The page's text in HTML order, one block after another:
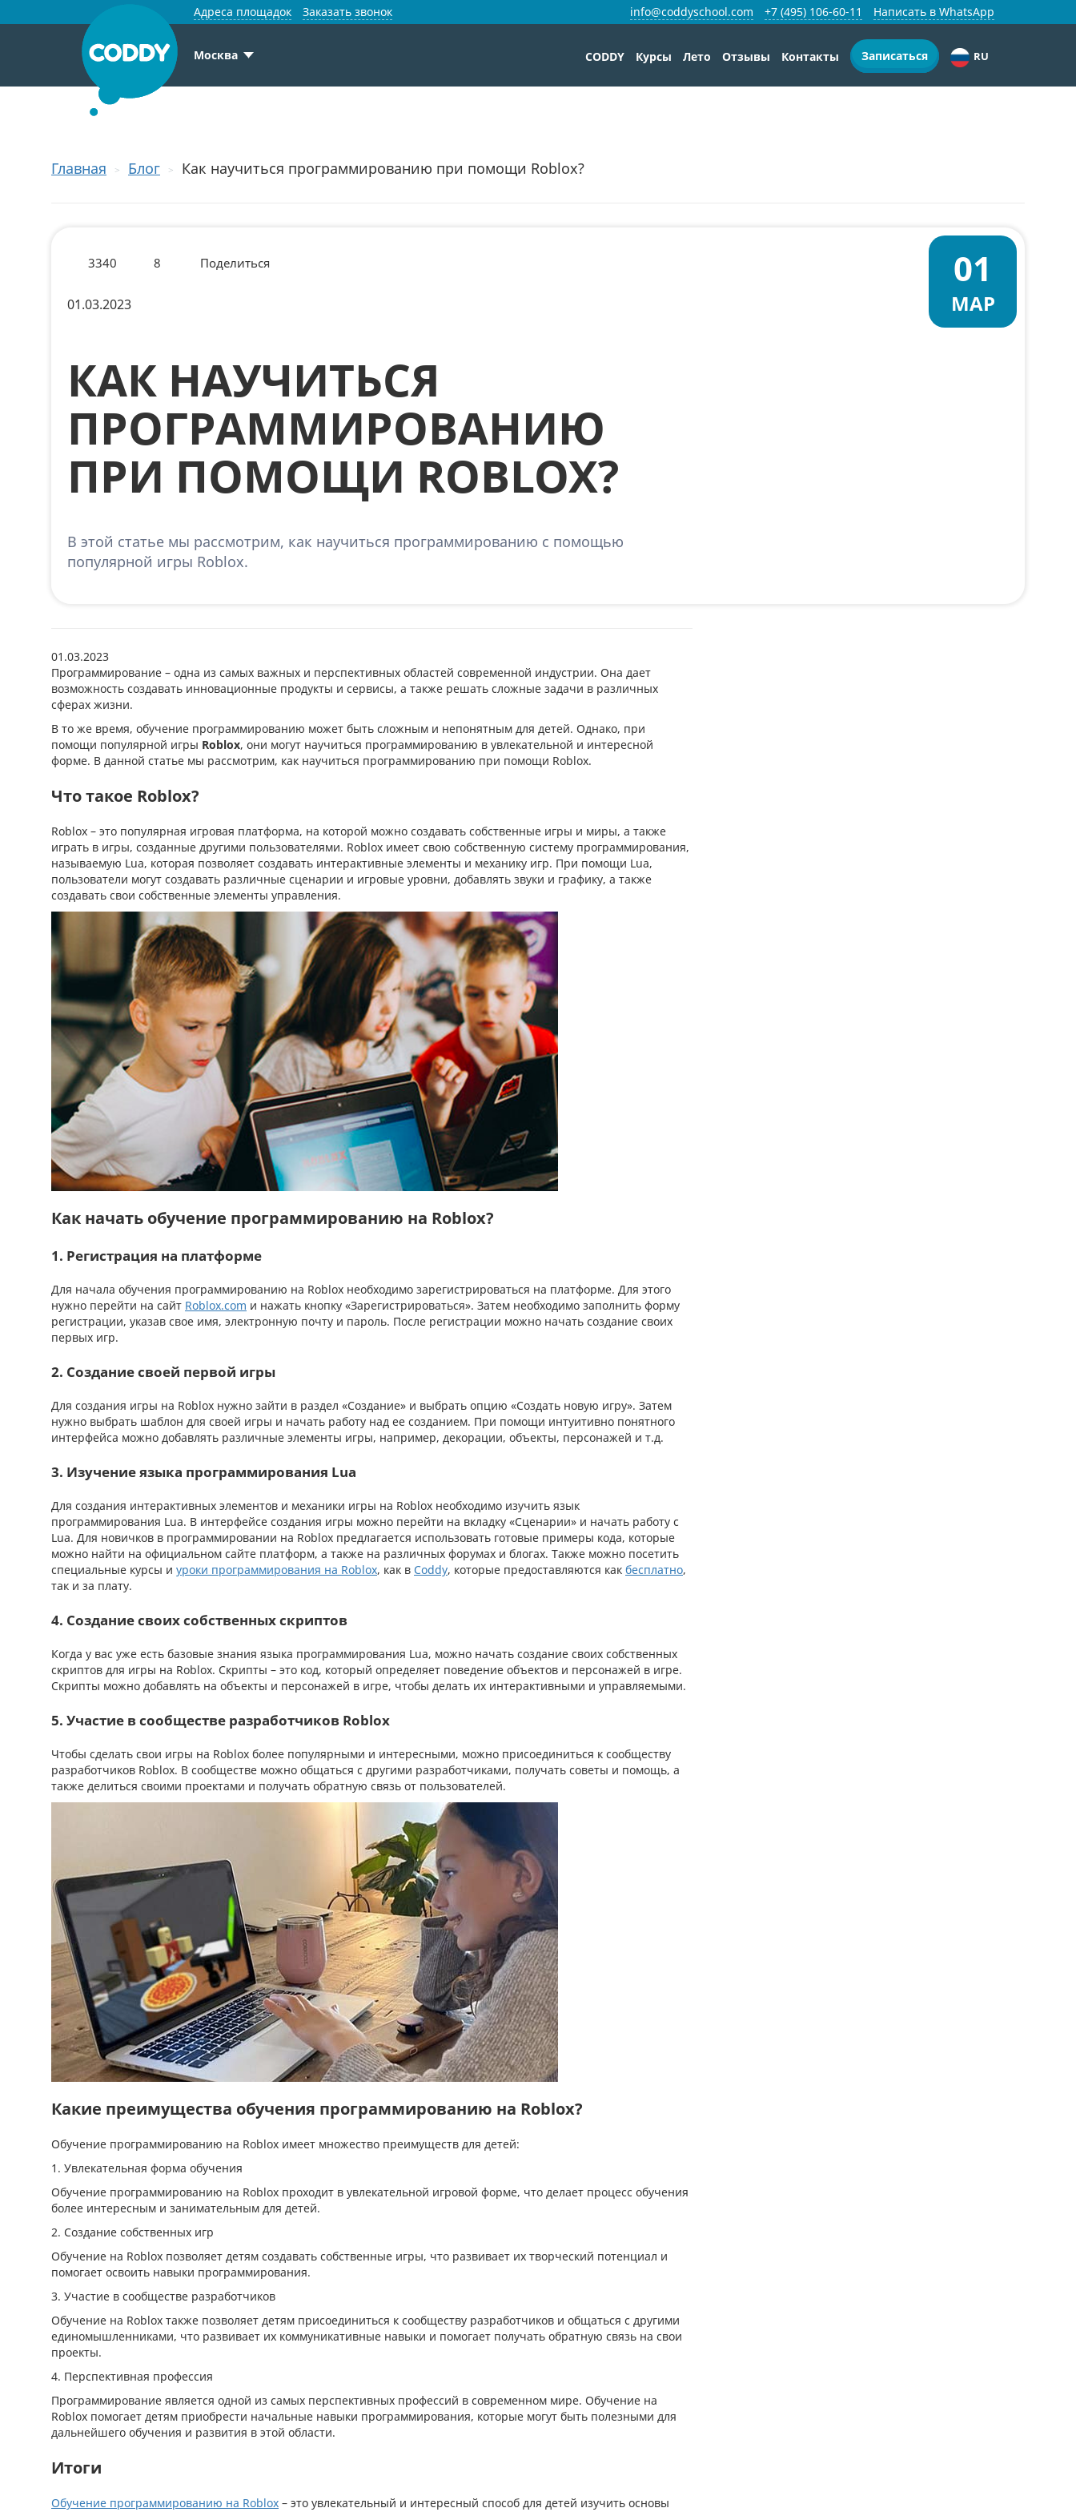
Адреса площадок Заказать звонок Написать в WhatsApp
+7 (495) 106-60-11
info@coddyschool.com
Москва CODDY Курсы Лето Отзывы Контакты Записаться RU
Главная Блог Как научиться программированию при помощи Roblox?
3340 8 Поделиться
01.03.2023
КАК НАУЧИТЬСЯ
ПРОГРАММИРОВАНИЮ
ПРИ ПОМОЩИ ROBLOX?
В этой статье мы рассмотрим, как научиться программированию с помощью
популярной игры Roblox.
01
МАР
01.03.2023
Программирование – одна из самых важных и перспективных областей современной индустрии. Она дает
возможность создавать инновационные продукты и сервисы, а также решать сложные задачи в различных
сферах жизни.
В то же время, обучение программированию может быть сложным и непонятным для детей. Однако, при
помощи популярной игры Roblox, они могут научиться программированию в увлекательной и интересной
форме. В данной статье мы рассмотрим, как научиться программированию при помощи Roblox.
Что такое Roblox?
Roblox – это популярная игровая платформа, на которой можно создавать собственные игры и миры, а также
играть в игры, созданные другими пользователями. Roblox имеет свою собственную систему программирования,
называемую Lua, которая позволяет создавать интерактивные элементы и механику игр. При помощи Lua,
пользователи могут создавать различные сценарии и игровые уровни, добавлять звуки и графику, а также
создавать свои собственные элементы управления.
Как начать обучение программированию на Roblox?
1. Регистрация на платформе
Для начала обучения программированию на Roblox необходимо зарегистрироваться на платформе. Для этого
нужно перейти на сайт Roblox.com и нажать кнопку «Зарегистрироваться». Затем необходимо заполнить форму
регистрации, указав свое имя, электронную почту и пароль. После регистрации можно начать создание своих
первых игр.
2. Создание своей первой игры
Для создания игры на Roblox нужно зайти в раздел «Создание» и выбрать опцию «Создать новую игру». Затем
нужно выбрать шаблон для своей игры и начать работу над ее созданием. При помощи интуитивно понятного
интерфейса можно добавлять различные элементы игры, например, декорации, объекты, персонажей и т.д.
3. Изучение языка программирования Lua
Для создания интерактивных элементов и механики игры на Roblox необходимо изучить язык
программирования Lua. В интерфейсе создания игры можно перейти на вкладку «Сценарии» и начать работу с
Lua. Для новичков в программировании на Roblox предлагается использовать готовые примеры кода, которые
можно найти на официальном сайте платформ, а также на различных форумах и блогах. Также можно посетить
специальные курсы и уроки программирования на Roblox, как в Coddy, которые предоставляются как бесплатно,
так и за плату.
4. Создание своих собственных скриптов
Когда у вас уже есть базовые знания языка программирования Lua, можно начать создание своих собственных
скриптов для игры на Roblox. Скрипты – это код, который определяет поведение объектов и персонажей в игре.
Скрипты можно добавлять на объекты и персонажей в игре, чтобы делать их интерактивными и управляемыми.
5. Участие в сообществе разработчиков Roblox
Чтобы сделать свои игры на Roblox более популярными и интересными, можно присоединиться к сообществу
разработчиков Roblox. В сообществе можно общаться с другими разработчиками, получать советы и помощь, а
также делиться своими проектами и получать обратную связь от пользователей.
Какие преимущества обучения программированию на Roblox?
Обучение программированию на Roblox имеет множество преимуществ для детей:
1. Увлекательная форма обучения
Обучение программированию на Roblox проходит в увлекательной игровой форме, что делает процесс обучения
более интересным и занимательным для детей.
2. Создание собственных игр
Обучение на Roblox позволяет детям создавать собственные игры, что развивает их творческий потенциал и
помогает освоить навыки программирования.
3. Участие в сообществе разработчиков
Обучение на Roblox также позволяет детям присоединиться к сообществу разработчиков и общаться с другими
единомышленниками, что развивает их коммуникативные навыки и помогает получать обратную связь на свои
проекты.
4. Перспективная профессия
Программирование является одной из самых перспективных профессий в современном мире. Обучение на
Roblox помогает детям приобрести начальные навыки программирования, которые могут быть полезными для
дальнейшего обучения и развития в этой области.
Итоги
Обучение программированию на Roblox – это увлекательный и интересный способ для детей изучить основы